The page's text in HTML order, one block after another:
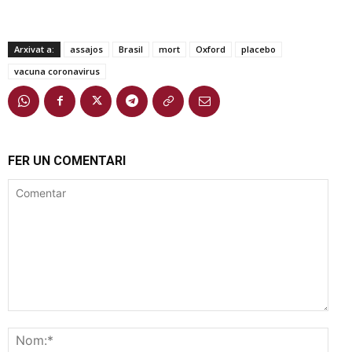
Arxivat a: assajos Brasil mort Oxford
placebo
vacuna coronavirus
FER UN COMENTARI